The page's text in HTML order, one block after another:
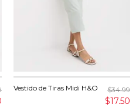
Vestido de Tiras Midi H&O $34.99
$17.50